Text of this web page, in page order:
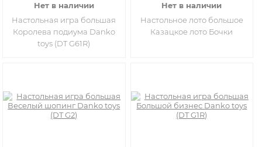
Нет в наличии
Настольная игра большая
Королева подиума Danko
toys (DT G61R)
Нет в наличии
Настольное лото большое
Казацкое лото Бочки